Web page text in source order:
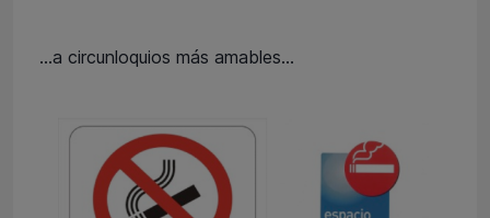
…a circunloquios más amables…